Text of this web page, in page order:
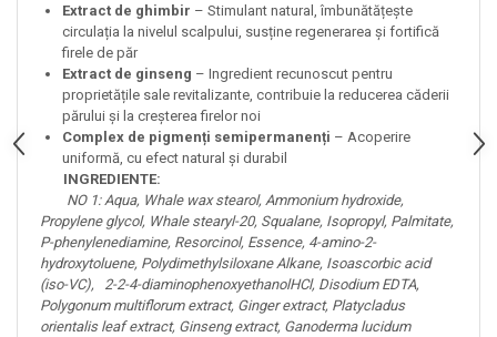
Extract de ghimbir – Stimulant natural, îmbunătățește
circulația la nivelul scalpului, susține regenerarea și fortifică
firele de păr
Extract de ginseng – Ingredient recunoscut pentru
proprietățile sale revitalizante, contribuie la reducerea căderii
părului și la creșterea firelor noi
Complex de pigmenți semipermanenți – Acoperire
uniformă, cu efect natural și durabil
INGREDIENTE:
NO 1: Aqua, Whale wax stearol, Ammonium hydroxide,
Propylene glycol, Whale stearyl-20, Squalane, Isopropyl, Palmitate,
P-phenylenediamine, Resorcinol, Essence, 4-amino-2-
hydroxytoluene, Polydimethylsiloxane Alkane, Isoascorbic acid
(iso-VC), 2-2-4-diaminophenoxyethanolHCl, Disodium EDTA,
Polygonum multiflorum extract, Ginger extract, Platycladus
orientalis leaf extract, Ginseng extract, Ganoderma lucidum